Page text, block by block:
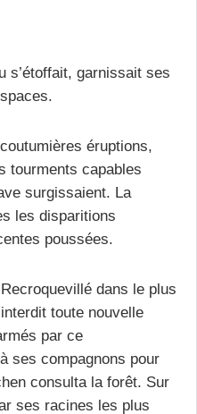
s’étoffait, garnissait ses
éruptions,
tourments capables
surgissaient. La
les disparitions
poussées.
dans le plus
toute nouvelle
par ce
ses compagnons pour
consulta la forêt. Sur
ses racines les plus